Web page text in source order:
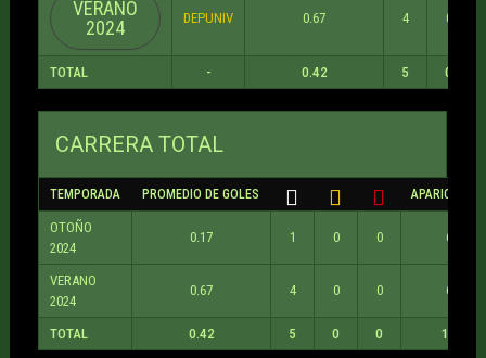
VERANO
2024
DEPUNIV 0.67 4 0
TOTAL - 0.42 5 0
CARRERA TOTAL
TEMPORADA PROMEDIO DE GOLES APARICIONES
OTOÑO
2024
0.17 1 0 0 6
VERANO
2024
0.67 4 0 0 6
TOTAL 0.42 5 0 0 12